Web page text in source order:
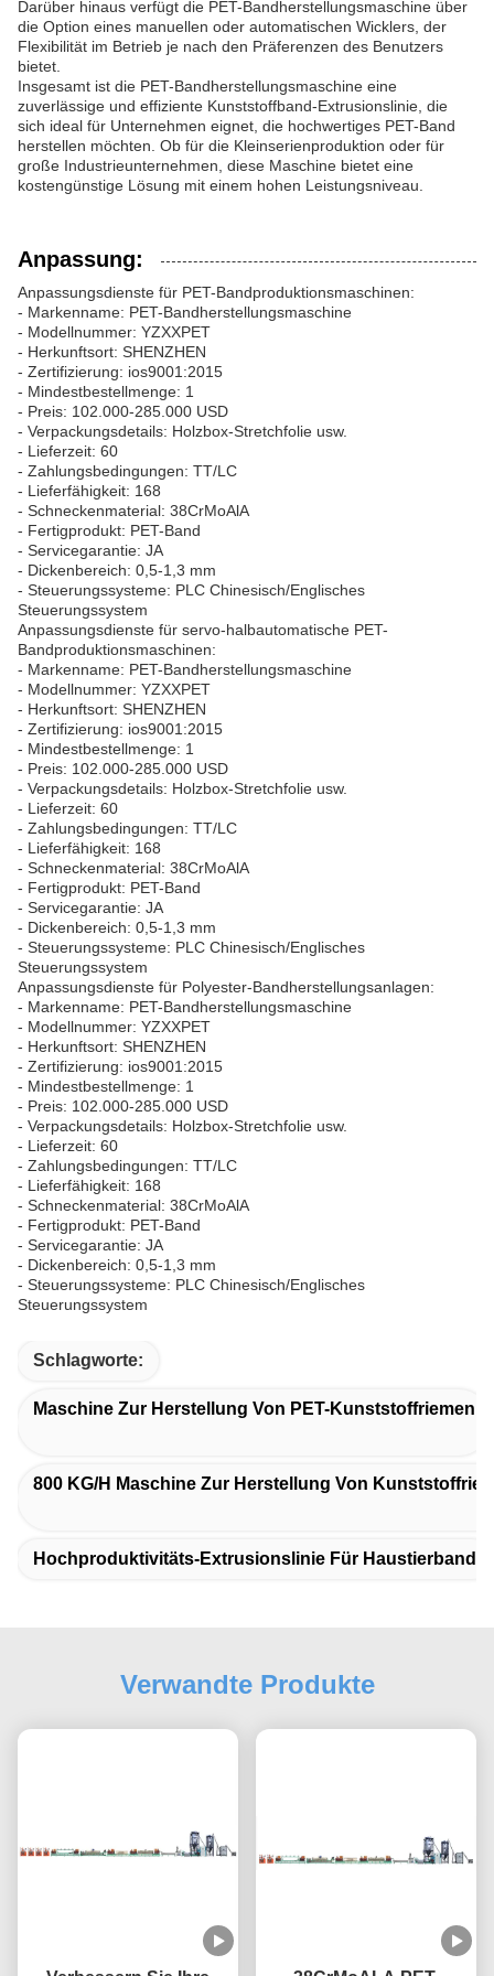
Darüber hinaus verfügt die PET-Bandherstellungsmaschine über
die Option eines manuellen oder automatischen Wicklers, der
Flexibilität im Betrieb je nach den Präferenzen des Benutzers
bietet.
Insgesamt ist die PET-Bandherstellungsmaschine eine
zuverlässige und effiziente Kunststoffband-Extrusionslinie, die
sich ideal für Unternehmen eignet, die hochwertiges PET-Band
herstellen möchten. Ob für die Kleinserienproduktion oder für
große Industrieunternehmen, diese Maschine bietet eine
kostengünstige Lösung mit einem hohen Leistungsniveau.
Anpassung:
Anpassungsdienste für PET-Bandproduktionsmaschinen:
- Markenname: PET-Bandherstellungsmaschine
- Modellnummer: YZXXPET
- Herkunftsort: SHENZHEN
- Zertifizierung: ios9001:2015
- Mindestbestellmenge: 1
- Preis: 102.000-285.000 USD
- Verpackungsdetails: Holzbox-Stretchfolie usw.
- Lieferzeit: 60
- Zahlungsbedingungen: TT/LC
- Lieferfähigkeit: 168
- Schneckenmaterial: 38CrMoAlA
- Fertigprodukt: PET-Band
- Servicegarantie: JA
- Dickenbereich: 0,5-1,3 mm
- Steuerungssysteme: PLC Chinesisch/Englisches
Steuerungssystem
Anpassungsdienste für servo-halbautomatische PET-
Bandproduktionsmaschinen:
- Markenname: PET-Bandherstellungsmaschine
- Modellnummer: YZXXPET
- Herkunftsort: SHENZHEN
- Zertifizierung: ios9001:2015
- Mindestbestellmenge: 1
- Preis: 102.000-285.000 USD
- Verpackungsdetails: Holzbox-Stretchfolie usw.
- Lieferzeit: 60
- Zahlungsbedingungen: TT/LC
- Lieferfähigkeit: 168
- Schneckenmaterial: 38CrMoAlA
- Fertigprodukt: PET-Band
- Servicegarantie: JA
- Dickenbereich: 0,5-1,3 mm
- Steuerungssysteme: PLC Chinesisch/Englisches
Steuerungssystem
Anpassungsdienste für Polyester-Bandherstellungsanlagen:
- Markenname: PET-Bandherstellungsmaschine
- Modellnummer: YZXXPET
- Herkunftsort: SHENZHEN
- Zertifizierung: ios9001:2015
- Mindestbestellmenge: 1
- Preis: 102.000-285.000 USD
- Verpackungsdetails: Holzbox-Stretchfolie usw.
- Lieferzeit: 60
- Zahlungsbedingungen: TT/LC
- Lieferfähigkeit: 168
- Schneckenmaterial: 38CrMoAlA
- Fertigprodukt: PET-Band
- Servicegarantie: JA
- Dickenbereich: 0,5-1,3 mm
- Steuerungssysteme: PLC Chinesisch/Englisches
Steuerungssystem
Schlagworte:
Maschine Zur Herstellung Von PET-Kunststoffriemen
800 KG/h Maschine Zur Herstellung Von
Hochproduktivitäts-Extrusionslinie Für Haustierband
Verwandte Produkte